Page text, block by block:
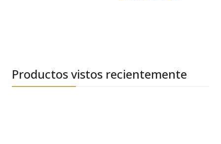
Productos vistos recientemente